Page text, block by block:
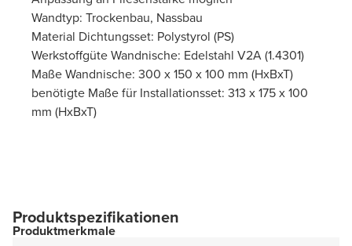
Wandtyp: Trockenbau, Nassbau
Material Dichtungsset: Polystyrol (PS)
Werkstoffgüte Wandnische: Edelstahl V2A (1.4301)
Maße Wandnische: 300 x 150 x 100 mm (HxBxT)
benötigte Maße für Installationsset: 313 x 175 x 100
mm (HxBxT)
Produktspezifikationen
Produktmerkmale